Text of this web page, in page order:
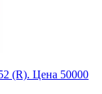
(R). Цена 50000